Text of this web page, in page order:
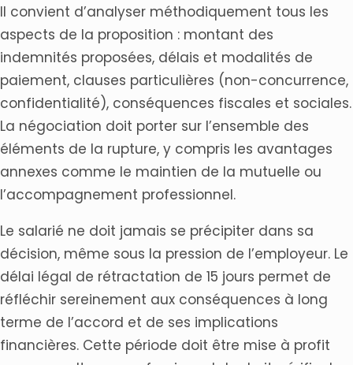
Il convient d’analyser méthodiquement tous les
aspects de la proposition : montant des
indemnités proposées, délais et modalités de
paiement, clauses particulières (non-concurrence,
confidentialité), conséquences fiscales et sociales.
La négociation doit porter sur l’ensemble des
éléments de la rupture, y compris les avantages
annexes comme le maintien de la mutuelle ou
l’accompagnement professionnel.
Le salarié ne doit jamais se précipiter dans sa
décision, même sous la pression de l’employeur. Le
délai légal de rétractation de 15 jours permet de
réfléchir sereinement aux conséquences à long
terme de l’accord et de ses implications
financières. Cette période doit être mise à profit